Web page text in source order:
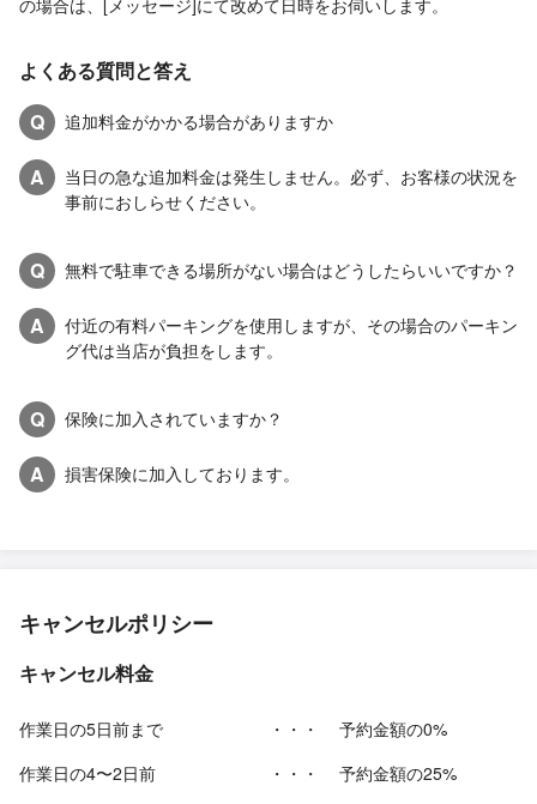
の場合は、[メッセージ]にて改めて日時をお伺いします。
よくある質問と答え
Q
追加料金がかかる場合がありますか
A
当日の急な追加料金は発生しません。必ず、お客様の状況を
事前におしらせください。
Q 無料で駐車できる場所がない場合はどうしたらいいですか？
A
付近の有料パーキングを使用しますが、その場合のパーキン
グ代は当店が負担をします。
Q 保険に加入されていますか？
A 損害保険に加入しております。
キャンセルポリシー
キャンセル料金
作業日の5日前まで ・・・
予約金額の0%
作業日の4〜2日前
・・・
予約金額の25%